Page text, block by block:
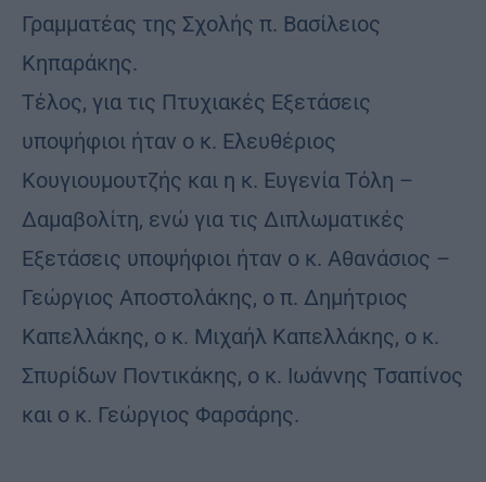
Γραμματέας της Σχολής π. Βασίλειος
Κηπαράκης.
Τέλος, για τις Πτυχιακές Εξετάσεις
υποψήφιοι ήταν ο κ. Ελευθέριος
Κουγιουμουτζής και η κ. Ευγενία Τόλη –
Δαμαβολίτη, ενώ για τις Διπλωματικές
Εξετάσεις υποψήφιοι ήταν ο κ. Αθανάσιος –
Γεώργιος Αποστολάκης, ο π. Δημήτριος
Καπελλάκης, ο κ. Μιχαήλ Καπελλάκης, ο κ.
Σπυρίδων Ποντικάκης, ο κ. Ιωάννης Τσαπίνος
και ο κ. Γεώργιος Φαρσάρης.